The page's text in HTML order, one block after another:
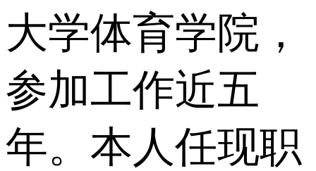
大学体育学院，
参加工作近五
年。本人任现职